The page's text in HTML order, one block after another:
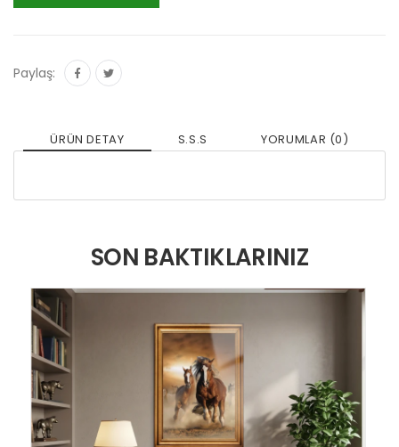
Paylaş:
ÜRÜN DETAY S.S.S YORUMLAR (0)
SON BAKTIKLARINIZ